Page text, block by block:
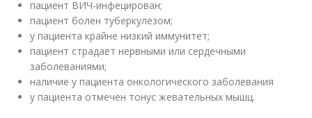
пациент ВИЧ-инфецирован;
пациент болен туберкулезом;
у пациента крайне низкий иммунитет;
пациент страдает нервными или сердечными
заболеваниями;
наличие у пациента онкологического заболевания
у пациента отмечен тонус жевательных мышц.